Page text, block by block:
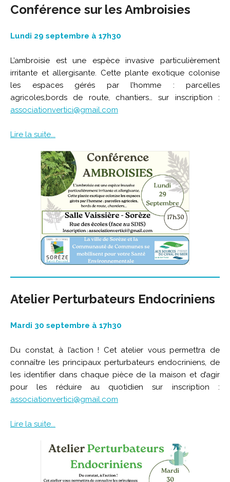
Conférence sur les Ambroisies
Lundi 29 septembre à 17h30
L’ambroisie est une espèce invasive particulièrement
irritante et allergisante. Cette plante exotique colonise
les espaces gérés par l’homme : parcelles
agricoles,bords de route, chantiers… sur inscription :
associationvertici@gmail.com
Lire la suite...
Atelier Perturbateurs Endocriniens
Mardi 30 septembre à 17h30
Du constat, à l’action ! Cet atelier vous permettra de
connaître les principaux perturbateurs endocriniens, de
les identifier dans chaque pièce de la maison et d’agir
pour les réduire au quotidien sur inscription :
associationvertici@gmail.com
Lire la suite...